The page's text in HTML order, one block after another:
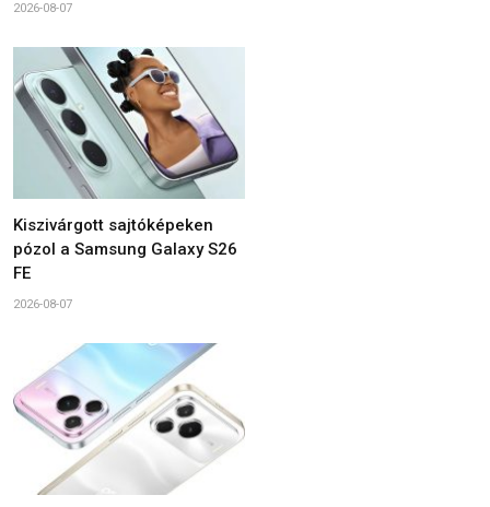
2026-08-07
Kiszivárgott sajtóképeken
pózol a Samsung Galaxy S26
FE
2026-08-07